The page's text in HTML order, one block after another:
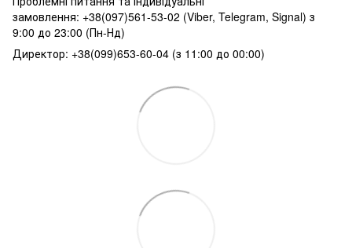
замовлення: +38(097)561-53-02 (Viber, Telegram, Signal) з
9:00 до 23:00 (Пн-Нд)
Директор: +38(099)653-60-04 (з 11:00 до 00:00)